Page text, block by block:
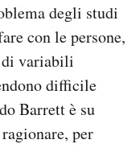
degli studi
con le persone,
di variabili
difficile
Barrett è su
per